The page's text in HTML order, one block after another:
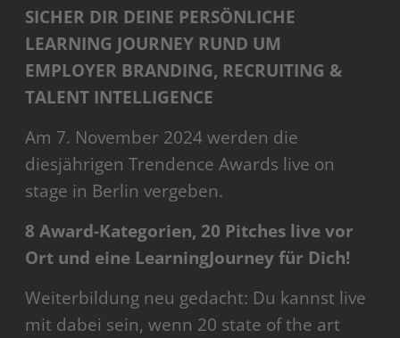
SICHER DIR DEINE PERSÖNLICHE
LEARNING JOURNEY RUND UM
EMPLOYER BRANDING, RECRUITING &
TALENT INTELLIGENCE
Am 7. November 2024 werden die
diesjährigen Trendence Awards live on
stage in Berlin vergeben.
8 Award-Kategorien, 20 Pitches live vor
Ort und eine LearningJourney für Dich!
Weiterbildung neu gedacht: Du kannst live
mit dabei sein, wenn 20 state of the art